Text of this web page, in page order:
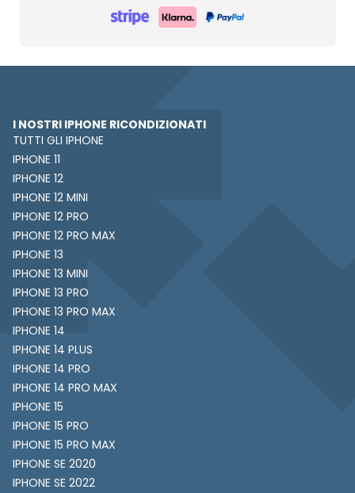
I NOSTRI IPHONE RICONDIZIONATI
TUTTI GLI IPHONE
IPHONE 11
IPHONE 12
IPHONE 12 MINI
IPHONE 12 PRO
IPHONE 12 PRO MAX
IPHONE 13
IPHONE 13 MINI
IPHONE 13 PRO
IPHONE 13 PRO MAX
IPHONE 14
IPHONE 14 PLUS
IPHONE 14 PRO
IPHONE 14 PRO MAX
IPHONE 15
IPHONE 15 PRO
IPHONE 15 PRO MAX
IPHONE SE 2020
IPHONE SE 2022